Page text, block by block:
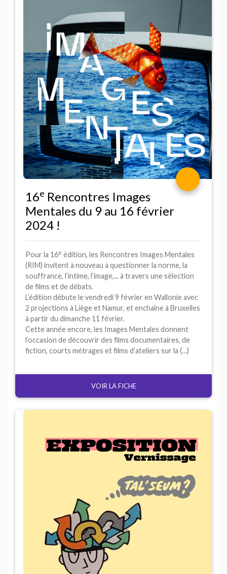
16e Rencontres Images
Mentales du 9 au 16 février
2024 !
Pour la 16e édition, les Rencontres Images Mentales
(RIM) invitent à nouveau à questionner la norme, la
souffrance, l’intime, l’image,... à travers une sélection
de films et de débats.
L’édition débute le vendredi 9 février en Wallonie avec
2 projections à Liège et Namur, et enchaîne à Bruxelles
à partir du dimanche 11 février.
Cette année encore, les Images Mentales donnent
l’occasion de découvrir des films documentaires, de
fiction, courts métrages et films d’ateliers sur la (…)
VOIR LA FICHE